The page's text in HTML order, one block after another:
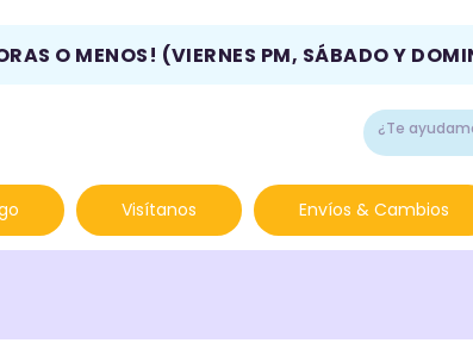
O MENOS! (VIERNES PM, SÁBADO Y
Visítanos Envíos & Cambios